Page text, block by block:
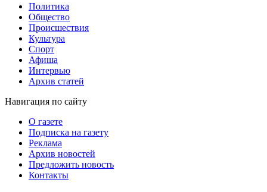
Политика
Общество
Проиcшествия
Культура
Спорт
Афиша
Интервью
Архив статей
Навигация по сайту
О газете
Подписка на газету
Реклама
Архив новостей
Предложить новость
Контакты